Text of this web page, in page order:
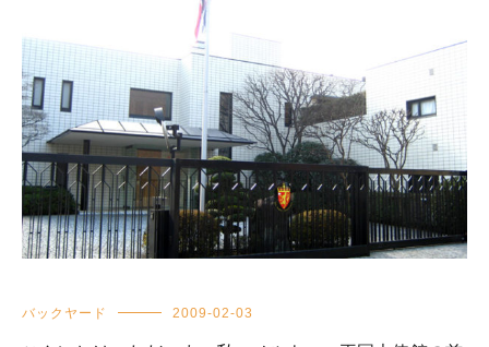
バックヤード 2009-02-03